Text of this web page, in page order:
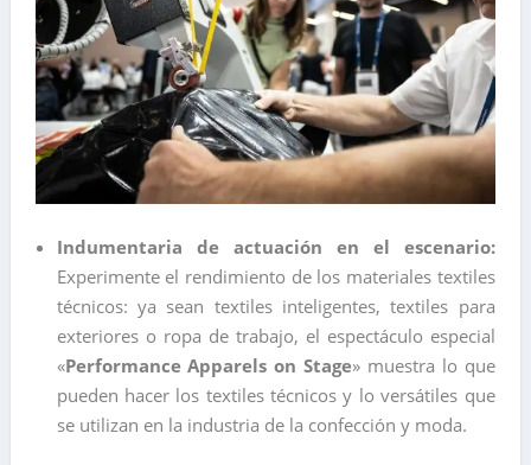
Indumentaria de actuación en el escenario:
Experimente el rendimiento de los materiales textiles
técnicos: ya sean textiles inteligentes, textiles para
exteriores o ropa de trabajo, el espectáculo especial
«Performance Apparels on Stage» muestra lo que
pueden hacer los textiles técnicos y lo versátiles que
se utilizan en la industria de la confección y moda.